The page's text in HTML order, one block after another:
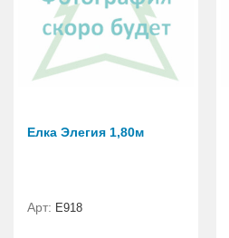
Елка Элегия 1,80м
Арт: E918